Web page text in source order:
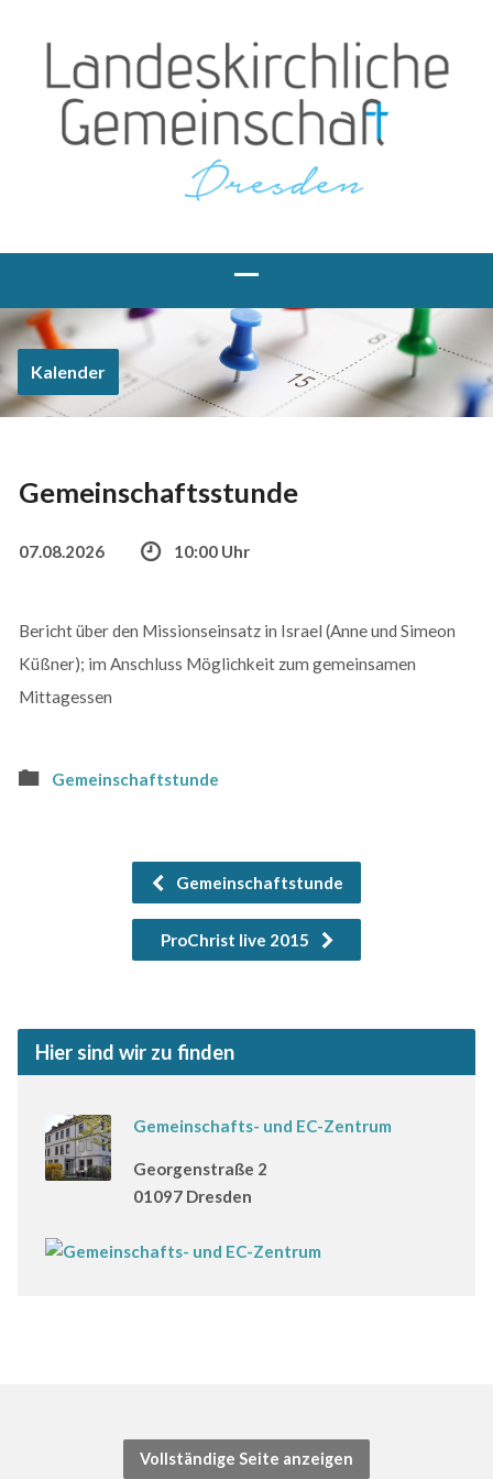
Kalender
Gemeinschaftsstunde
07.08.2026 10:00 Uhr
Bericht über den Missionseinsatz in Israel (Anne und Simeon
Küßner); im Anschluss Möglichkeit zum gemeinsamen
Mittagessen
Gemeinschaftstunde
Gemeinschaftstunde
ProChrist live 2015
Hier sind wir zu finden
Gemeinschafts- und EC-Zentrum
Georgenstraße 2
01097 Dresden
Vollständige Seite anzeigen